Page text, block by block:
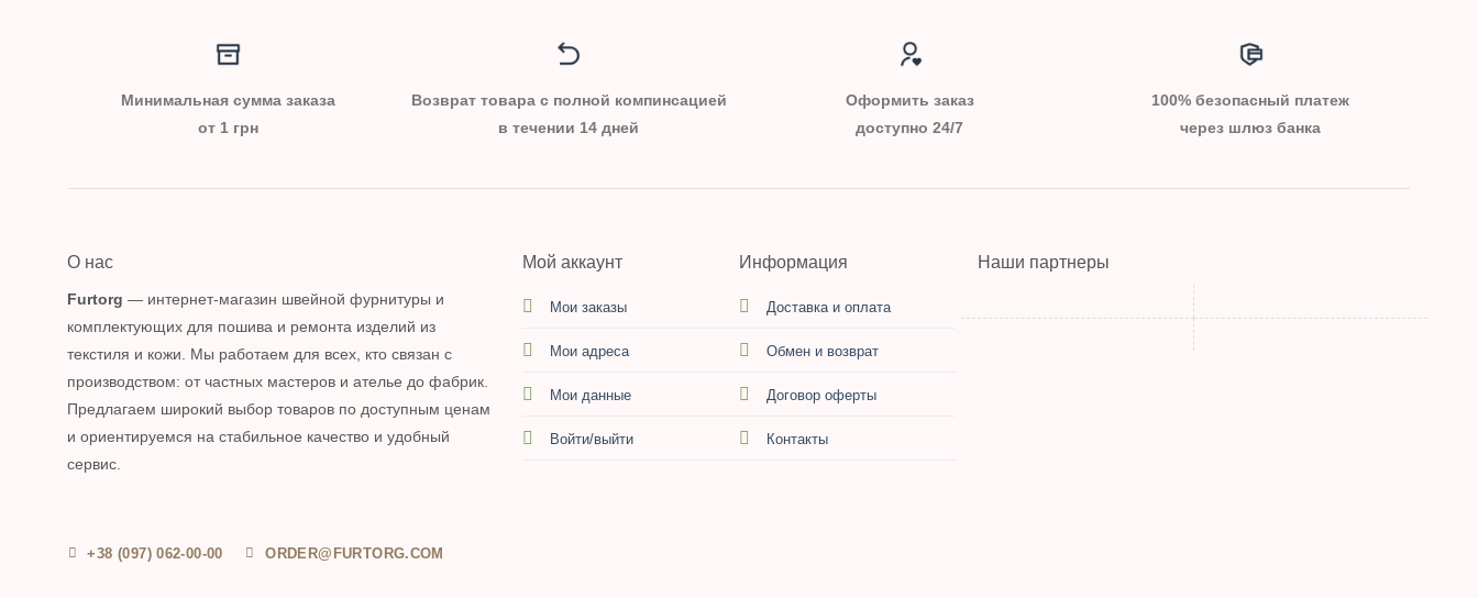
Минимальная сумма заказа
от 1 грн
Возврат товара с полной компинсацией
в течении 14 дней
Оформить заказ
доступно 24/7
100% безопасный платеж
через шлюз банка
О нас
Furtorg — интернет-магазин швейной фурнитуры и
комплектующих для пошива и ремонта изделий из
текстиля и кожи. Мы работаем для всех, кто связан с
производством: от частных мастеров и ателье до фабрик.
Предлагаем широкий выбор товаров по доступным ценам
и ориентируемся на стабильное качество и удобный
сервис.
+38 (097) 062-00-00 ORDER@FURTORG.COM
Мой аккаунт
Мои заказы
Мои адреса
Мои данные
Войти/выйти
Информация
Доставка и оплата
Обмен и возврат
Договор оферты
Контакты
Наши партнеры